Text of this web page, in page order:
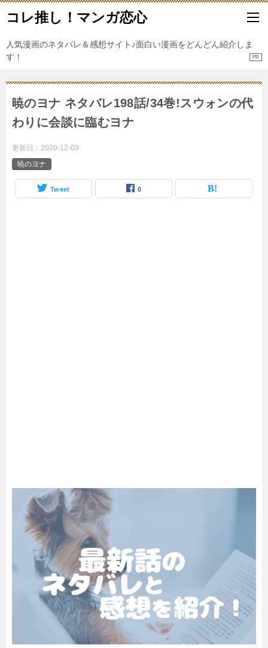
コレ推し！マンガ恋心
人気漫画のネタバレ＆感想サイト♪面白い漫画をどんどん紹介しま
す！
暁のヨナ ネタバレ198話/34巻!スウォンの代
わりに会談に臨むヨナ
更新日： 2020-12-03
暁のヨナ
Tweet 0